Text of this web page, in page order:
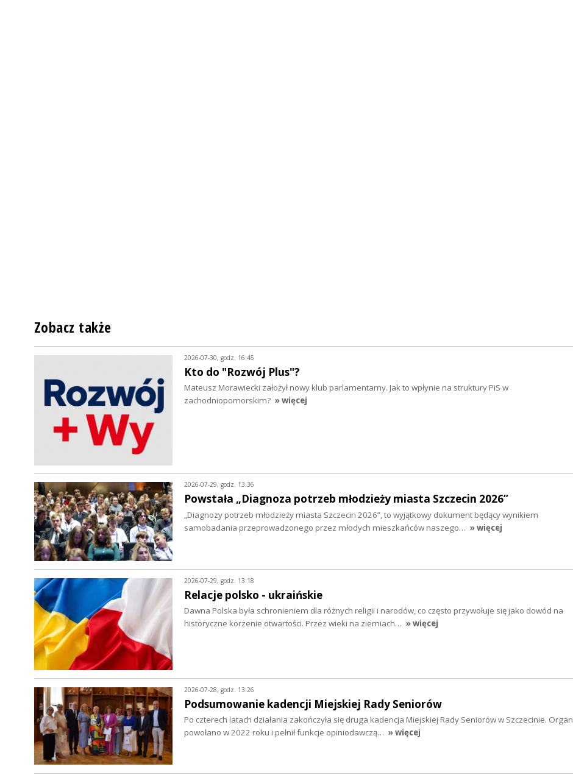
Zobacz także
2026-07-30, godz. 16:45
Kto do "Rozwój Plus"?
Mateusz Morawiecki założył nowy klub parlamentarny. Jak to wpłynie na struktury PiS w
zachodniopomorskim? » więcej
2026-07-29, godz. 13:36
Powstała „Diagnoza potrzeb młodzieży miasta Szczecin 2026”
„Diagnozy potrzeb młodzieży miasta Szczecin 2026”, to wyjątkowy dokument będący wynikiem
samobadania przeprowadzonego przez młodych mieszkańców naszego… » więcej
2026-07-29, godz. 13:18
Relacje polsko - ukraińskie
Dawna Polska była schronieniem dla różnych religii i narodów, co często przywołuje się jako dowód na
historyczne korzenie otwartości. Przez wieki na ziemiach… » więcej
2026-07-28, godz. 13:26
Podsumowanie kadencji Miejskiej Rady Seniorów
Po czterech latach działania zakończyła się druga kadencja Miejskiej Rady Seniorów w Szczecinie. Organ
powołano w 2022 roku i pełnił funkcje opiniodawczą… » więcej